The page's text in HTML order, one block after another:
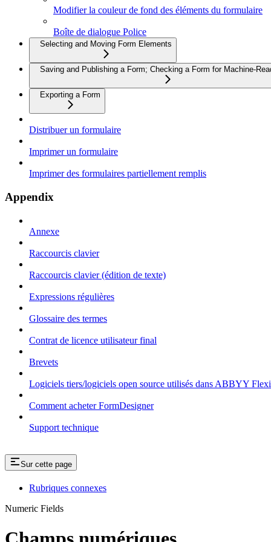
Modifier la couleur de fond des éléments du formulaire
Boîte de dialogue Police
Selecting and Moving Form Elements
Saving and Publishing a Form; Checking a Form for Machine-
Exporting a Form
Distribuer un formulaire
Imprimer un formulaire
Imprimer des formulaires partiellement remplis
Appendix
Annexe
Raccourcis clavier
Raccourcis clavier (édition de texte)
Expressions régulières
Glossaire des termes
Contrat de licence utilisateur final
Brevets
Logiciels tiers/logiciels open source utilisés dans ABBYY
Comment acheter FormDesigner
Support technique
Sur cette page
Rubriques connexes
Numeric Fields